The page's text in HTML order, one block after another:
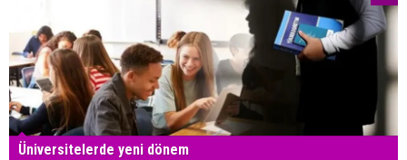
Üniversitelerde yeni dönem